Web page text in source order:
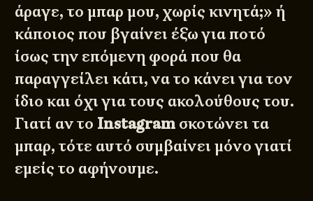
άραγε, το μπαρ μου, χωρίς κινητά;» ή
κάποιος που βγαίνει έξω για ποτό
ίσως την επόμενη φορά που θα
παραγγείλει κάτι, να το κάνει για τον
ίδιο και όχι για τους ακολούθους του.
Γιατί αν το Instagram σκοτώνει τα
μπαρ, τότε αυτό συμβαίνει μόνο γιατί
εμείς το αφήνουμε.